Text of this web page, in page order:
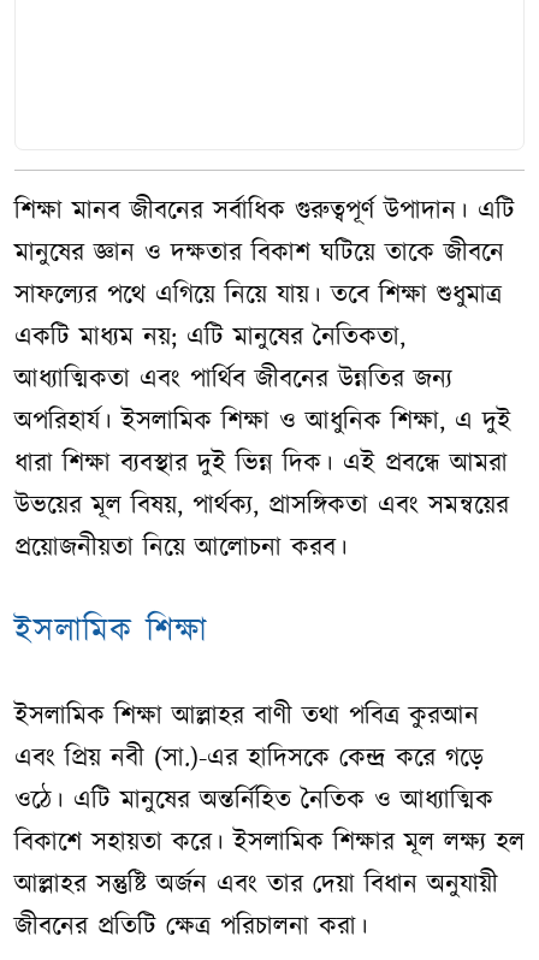
শিক্ষা মানব জীবনের সর্বাধিক গুরুত্বপূর্ণ উপাদান। এটি
মানুষের জ্ঞান ও দক্ষতার বিকাশ ঘটিয়ে তাকে জীবনে
সাফল্যের পথে এগিয়ে নিয়ে যায়। তবে শিক্ষা শুধুমাত্র
একটি মাধ্যম নয়; এটি মানুষের নৈতিকতা,
আধ্যাত্মিকতা এবং পার্থিব জীবনের উন্নতির জন্য
অপরিহার্য। ইসলামিক শিক্ষা ও আধুনিক শিক্ষা, এ দুই
ধারা শিক্ষা ব্যবস্থার দুই ভিন্ন দিক। এই প্রবন্ধে আমরা
উভয়ের মূল বিষয়, পার্থক্য, প্রাসঙ্গিকতা এবং সমন্বয়ের
প্রয়োজনীয়তা নিয়ে আলোচনা করব।
ইসলামিক শিক্ষা
ইসলামিক শিক্ষা আল্লাহর বাণী তথা পবিত্র কুরআন
এবং প্রিয় নবী (সা.)-এর হাদিসকে কেন্দ্র করে গড়ে
ওঠে। এটি মানুষের অন্তর্নিহিত নৈতিক ও আধ্যাত্মিক
বিকাশে সহায়তা করে। ইসলামিক শিক্ষার মূল লক্ষ্য হল
আল্লাহর সন্তুষ্টি অর্জন এবং তার দেয়া বিধান অনুযায়ী
জীবনের প্রতিটি ক্ষেত্র পরিচালনা করা।